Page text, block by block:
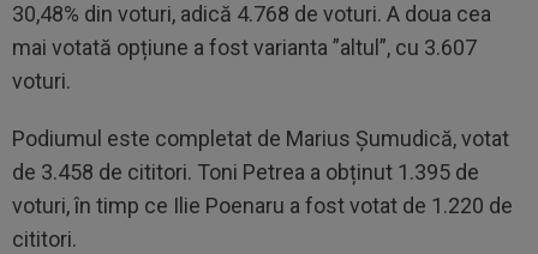
30,48% din voturi, adică 4.768 de voturi. A doua cea
mai votată opțiune a fost varianta ”altul”, cu 3.607
voturi.
Podiumul este completat de Marius Șumudică, votat
de 3.458 de cititori. Toni Petrea a obținut 1.395 de
voturi, în timp ce Ilie Poenaru a fost votat de 1.220 de
cititori.